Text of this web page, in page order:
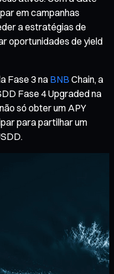
em campanhas
a estratégias de
oportunidades de yield
Fase 3 na BNB Chain, a
Fase 4 Upgraded na
só obter um APY
para partilhar um